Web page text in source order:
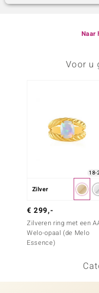
Naar
Voor u
18-
Zilver
€ 299,-
Zilveren ring met een
Welo-opaal (de Melo
Essence)